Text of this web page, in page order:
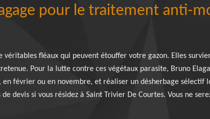
pour le traitement anti-
véritables fléaux qui peuvent étouffer votre gazon. Elles
Pour la lutte contre ces végétaux parasite, Bruno
en février ou en novembre, et réaliser un désherbage sélectif
devis si vous résidez à Saint Trivier De Courtes. Vous ne